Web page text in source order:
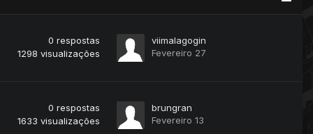
0 respostas
1298 visualizações
viimalagogin
Fevereiro 27
0 respostas
1633 visualizações
brungran
Fevereiro 13